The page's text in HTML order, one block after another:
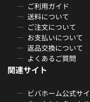
ご利用ガイド
送料について
ご注文について
お支払いについて
返品交換について
よくあるご質問
関連サイト
ビバホーム公式サ